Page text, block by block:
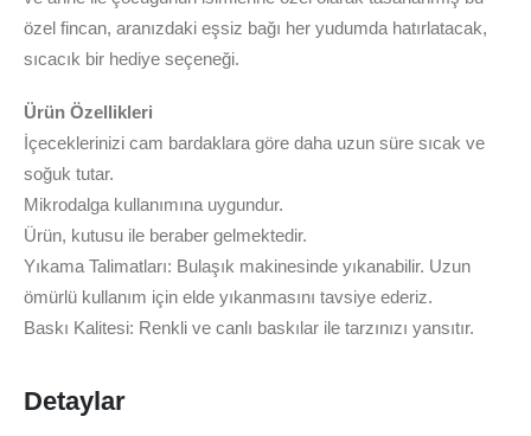
özel fincan, aranızdaki eşsiz bağı her yudumda hatırlatacak,
sıcacık bir hediye seçeneği.
Ürün Özellikleri
İçeceklerinizi cam bardaklara göre daha uzun süre sıcak ve
soğuk tutar.
Mikrodalga kullanımına uygundur.
Ürün, kutusu ile beraber gelmektedir.
Yıkama Talimatları: Bulaşık makinesinde yıkanabilir. Uzun
ömürlü kullanım için elde yıkanmasını tavsiye ederiz.
Baskı Kalitesi: Renkli ve canlı baskılar ile tarzınızı yansıtır.
Detaylar